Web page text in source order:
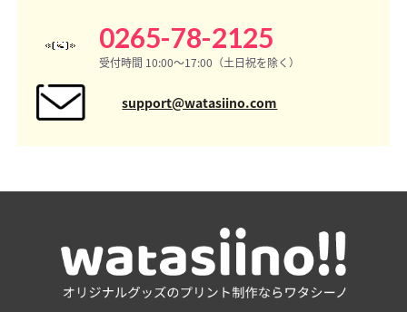
0265-78-2125
受付時間 10:00〜17:00（土日祝を除く）
support@watasiino.com